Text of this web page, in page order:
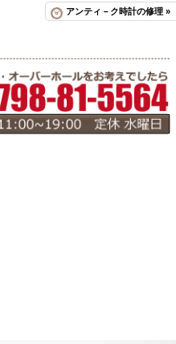
アンティ－ク時計の修理 »